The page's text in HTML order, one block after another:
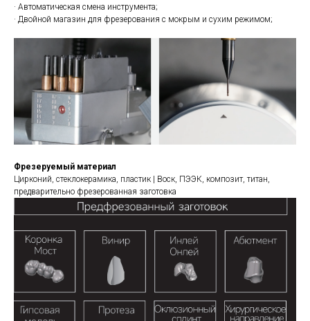
· Автоматическая смена инструмента;
· Двойной магазин для фрезерования с мокрым и сухим режимом;
Фрезеруемый материал
Цирконий, стеклокерамика, пластик | Воск, ПЭЭК, композит, титан,
предварительно фрезерованная заготовка